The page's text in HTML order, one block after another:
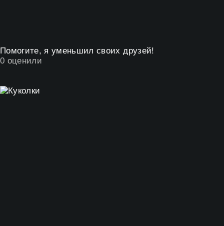
Помогите, я уменьшил своих друзей!
0 оценили